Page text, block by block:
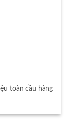
toàn cầu hàng